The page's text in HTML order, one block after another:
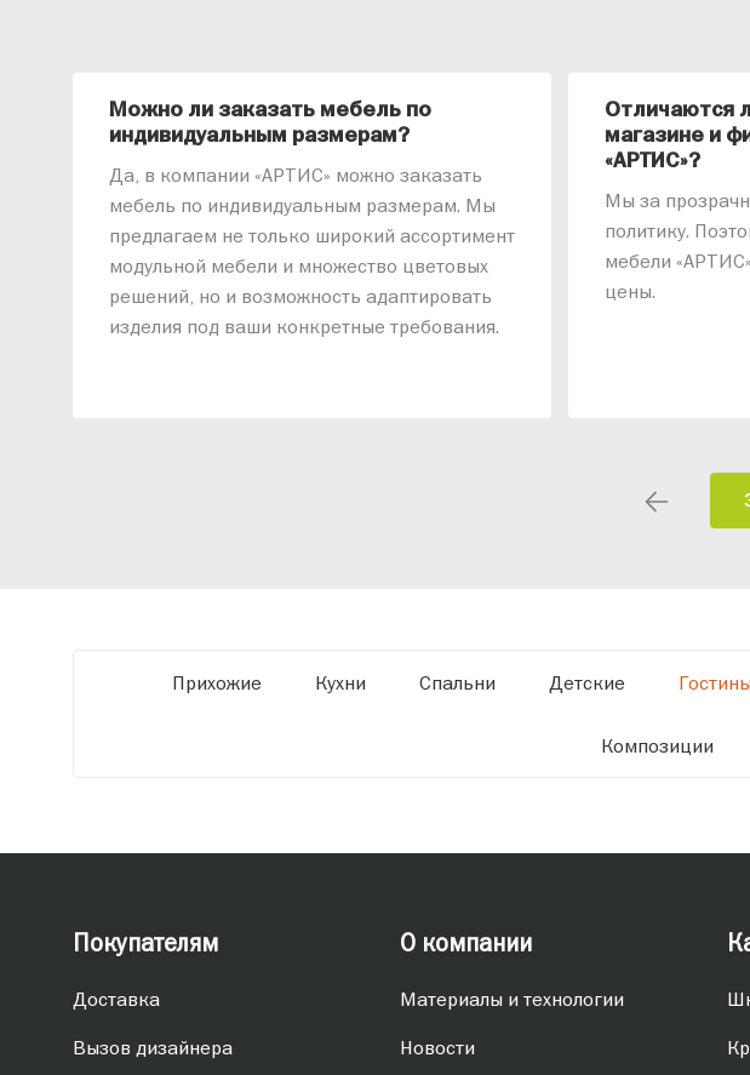
Можно ли заказать мебель по
индивидуальным размерам?
Да, в компании «АРТИС» можно заказать
мебель по индивидуальным размерам. Мы
предлагаем не только широкий ассортимент
модульной мебели и множество цветовых
решений, но и возможность адаптировать
изделия под ваши конкретные требования.
Отличаются
магазине и
«АРТИС»?
Мы за
политику.
мебели
цены.
Прихожие Кухни Спальни Детские
Композиции
Покупателям
Доставка
Вызов дизайнера
О компании
Материалы и технологии
Новости